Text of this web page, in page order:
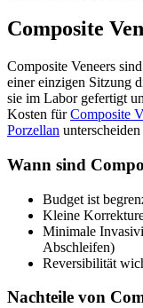
Composite
Composite Veneers
einer einzigen Sitzung
sie im Labor gefertigt
Kosten fürComposite
Porzellan
Wann sind
Budget ist
Kleine
Minimale
Abschleifen)
Reversibilität
Nachteile von